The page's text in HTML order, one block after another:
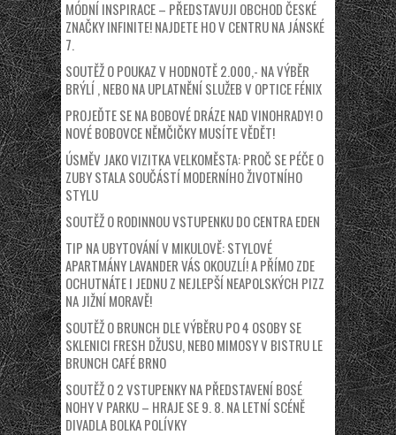
MÓDNÍ INSPIRACE – PŘEDSTAVUJI OBCHOD ČESKÉ
ZNAČKY INFINITE! NAJDETE HO V CENTRU NA JÁNSKÉ
7.
SOUTĚŽ O POUKAZ V HODNOTĚ 2.000,- NA VÝBĚR
BRÝLÍ , NEBO NA UPLATNĚNÍ SLUŽEB V OPTICE FÉNIX
PROJEĎTE SE NA BOBOVÉ DRÁZE NAD VINOHRADY! O
NOVÉ BOBOVCE NĚMČIČKY MUSÍTE VĚDĚT!
ÚSMĚV JAKO VIZITKA VELKOMĚSTA: PROČ SE PÉČE O
ZUBY STALA SOUČÁSTÍ MODERNÍHO ŽIVOTNÍHO
STYLU
SOUTĚŽ O RODINNOU VSTUPENKU DO CENTRA EDEN
TIP NA UBYTOVÁNÍ V MIKULOVĚ: STYLOVÉ
APARTMÁNY LAVANDER VÁS OKOUZLÍ! A PŘÍMO ZDE
OCHUTNÁTE I JEDNU Z NEJLEPŠÍ NEAPOLSKÝCH PIZZ
NA JIŽNÍ MORAVĚ!
SOUTĚŽ O BRUNCH DLE VÝBĚRU PO 4 OSOBY SE
SKLENICI FRESH DŽUSU, NEBO MIMOSY V BISTRU LE
BRUNCH CAFÉ BRNO
SOUTĚŽ O 2 VSTUPENKY NA PŘEDSTAVENÍ BOSÉ
NOHY V PARKU – HRAJE SE 9. 8. NA LETNÍ SCÉNĚ
DIVADLA BOLKA POLÍVKY